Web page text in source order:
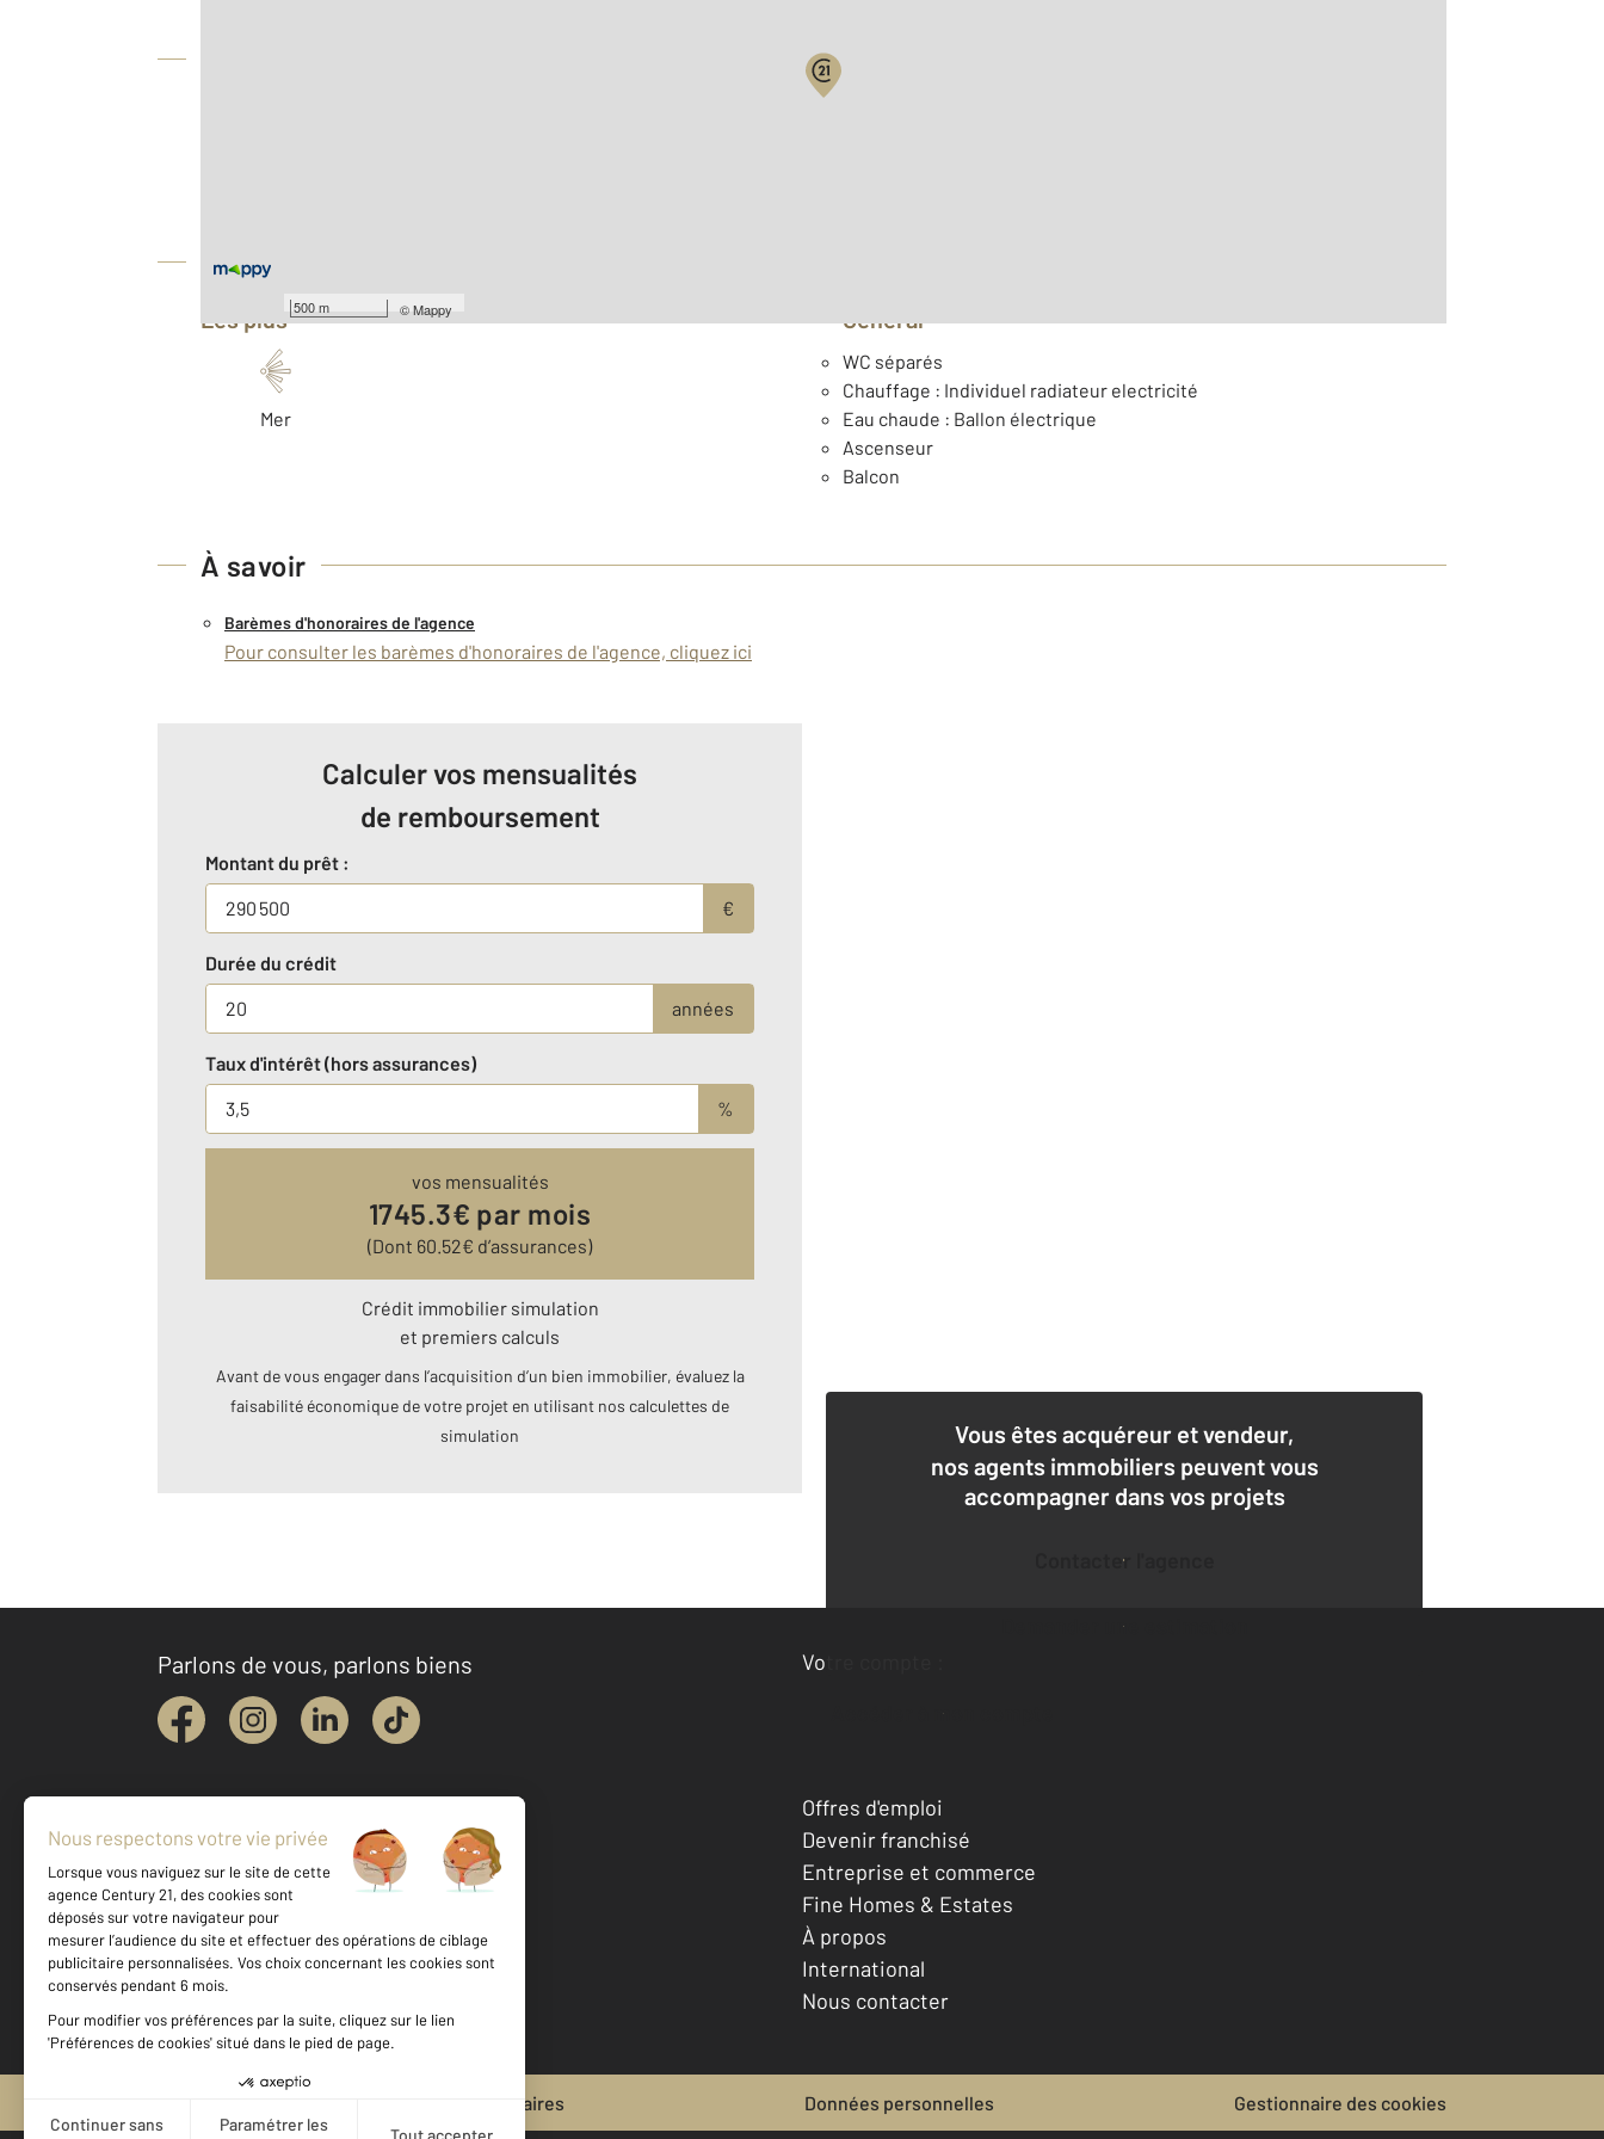
500 m ©Mappy
Équipements
Les plus
Mer
Général
WC séparés
Chauffage : Individuel radiateur electricité
Eau chaude : Ballon électrique
Ascenseur
Balcon
À savoir
Barèmes d'honoraires de l'agence
Pour consulter les barèmes d'honoraires de l'agence, cliquez ici
Calculer vos mensualités
de remboursement
Montant du prêt :
€
Durée du crédit
années
Taux d'intérêt (hors assurances)
%
vos mensualités
1745.3€ par mois
(Dont 60.52€ d’assurances)
Crédit immobilier simulation
et premiers calculs
Avant de vous engager dans l’acquisition d’un bien immobilier, évaluez la
faisabilité économique de votre projet en utilisant nos calculettes de
simulation
Vous êtes acquéreur et vendeur,
nos agents immobiliers peuvent vous
accompagner dans vos projets
Contacter l'agence
Demander une estimation
Parlons de vous, parlons biens
Votre compte :
Accéder à mon compte
Offres d'emploi
Devenir franchisé
Entreprise et commerce
Fine Homes & Estates
À propos
International
Nous contacter
Mentions légales & CGU et Barèmes d'honoraires Données personnelles Gestionnaire des cookies